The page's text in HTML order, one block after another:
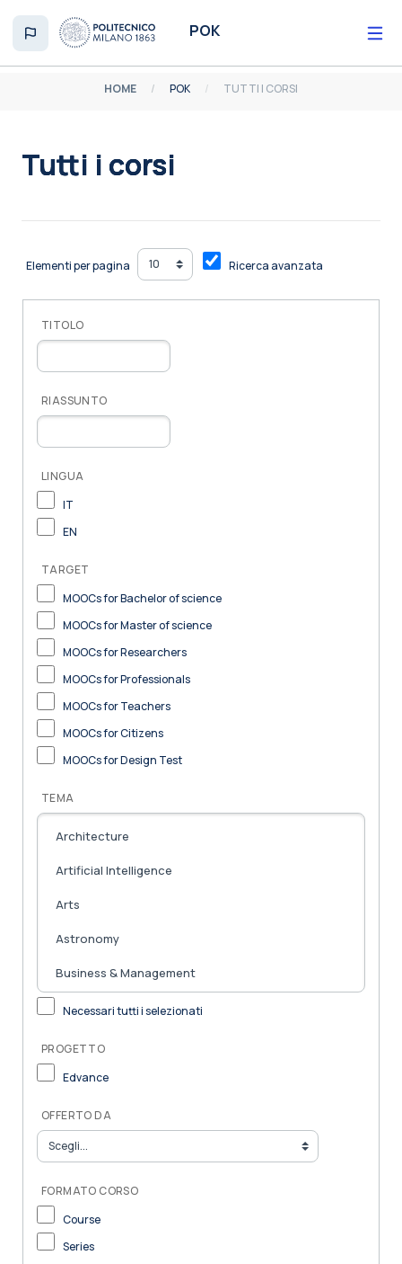
POK
HOME POK TUTTI I CORSI
Tutti i corsi
Elementi per pagina Ricerca avanzata
TITOLO
RIASSUNTO
LINGUA
IT
EN
TARGET
MOOCs for Bachelor of science
MOOCs for Master of science
MOOCs for Researchers
MOOCs for Professionals
MOOCs for Teachers
MOOCs for Citizens
MOOCs for Design Test
TEMA
Necessari tutti i selezionati
PROGETTO
Edvance
OFFERTO DA
FORMATO CORSO
Course
Series